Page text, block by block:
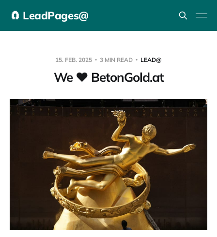
🧲 LeadPages@
15. FEB. 2025 3 MIN READ LEAD@
We ❤️ BetonGold.at